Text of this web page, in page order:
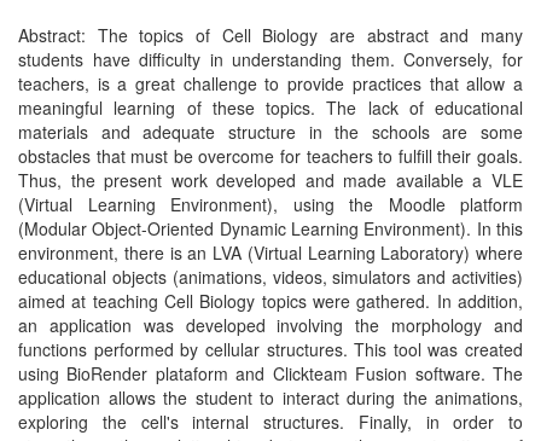
Abstract: The topics of Cell Biology are abstract and many
students have difficulty in understanding them. Conversely, for
teachers, is a great challenge to provide practices that allow a
meaningful learning of these topics. The lack of educational
materials and adequate structure in the schools are some
obstacles that must be overcome for teachers to fulfill their goals.
Thus, the present work developed and made available a VLE
(Virtual Learning Environment), using the Moodle platform
(Modular Object-Oriented Dynamic Learning Environment). In this
environment, there is an LVA (Virtual Learning Laboratory) where
educational objects (animations, videos, simulators and activities)
aimed at teaching Cell Biology topics were gathered. In addition,
an application was developed involving the morphology and
functions performed by cellular structures. This tool was created
using BioRender plataform and Clickteam Fusion software. The
application allows the student to interact during the animations,
exploring the cell's internal structures. Finally, in order to